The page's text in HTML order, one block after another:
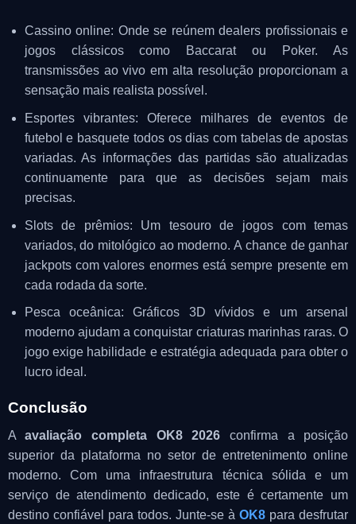
Cassino online: Onde se reúnem dealers profissionais e
jogos clássicos como Baccarat ou Poker. As
transmissões ao vivo em alta resolução proporcionam a
sensação mais realista possível.
Esportes vibrantes: Oferece milhares de eventos de
futebol e basquete todos os dias com tabelas de apostas
variadas. As informações das partidas são atualizadas
continuamente para que as decisões sejam mais
precisas.
Slots de prêmios: Um tesouro de jogos com temas
variados, do mitológico ao moderno. A chance de ganhar
jackpots com valores enormes está sempre presente em
cada rodada da sorte.
Pesca oceânica: Gráficos 3D vívidos e um arsenal
moderno ajudam a conquistar criaturas marinhas raras. O
jogo exige habilidade e estratégia adequada para obter o
lucro ideal.
Conclusão
Aavaliação completa OK8 2026 confirma a posição
superior da plataforma no setor de entretenimento online
moderno. Com uma infraestrutura técnica sólida e um
serviço de atendimento dedicado, este é certamente um
destino confiável para todos. Junte-se àOK8 para desfrutar